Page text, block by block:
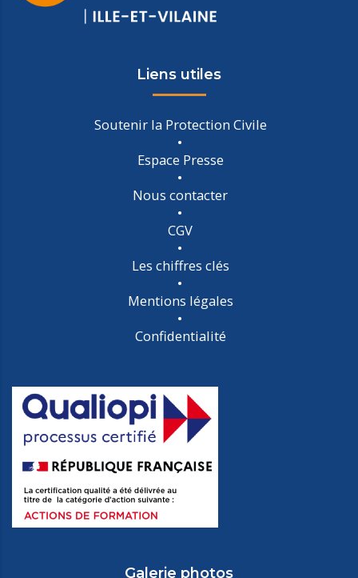
Liens utiles
Soutenir la Protection Civile
Espace Presse
Nous contacter
CGV
Les chiffres clés
Mentions légales
Confidentialité
Galerie photos